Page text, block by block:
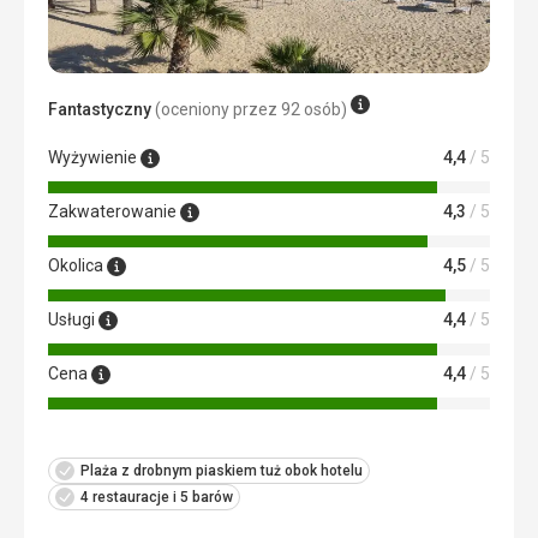
Cena 4,0/ 5
Plaża
Plaża blisko przy hotelu, czysta.Strzeżona. Dużo leżaków.
Przy plaży przemieszczają się oferujący przejażdżki na
wielbłądach i koniach ale nie są nachalni w oferowaniu
tych usług. Woda w tym czasie miała temperaturę 27
stopni C.
Wyżywienie
Wyżywienie rewelacyjne różnorodne. Wiele podróżujemy
ale w tym hotelu podawano bardzo różnorodne dania z
wołowiny, jagnięciny i owoców morza oraz desery.
Śniadania bardzo urozmaicone a kolacje to już najwyższa
klasa.
Zakwaterowanie
Pokój czysty , klimatyzacja działała jak należy, sprzątany
pokojówce o dostarczenie brakujących ręczników. Można
zostawiać bakszysz dla sprzątających w dinarach
tunezyjskich lub innej wallucie.
Fantastyczny(oceniony przez 92 osób)
Wyżywienie 4,4 / 5
Zakwaterowanie 4,3 / 5
Okolica 4,5 / 5
Usługi 4,4 / 5
Cena 4,4 / 5
Plaża z drobnym piaskiem tuż obok hotelu
4 restauracje i 5 barów